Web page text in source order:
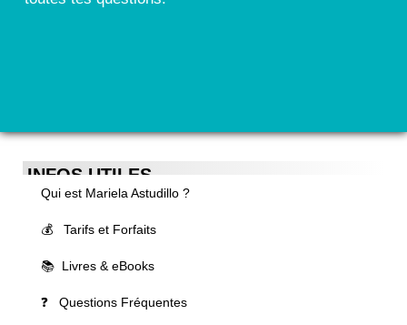
INFOS UTILES
Qui est Mariela Astudillo ?
💰 Tarifs et Forfaits
📚 Livres & eBooks
❓ Questions Fréquentes